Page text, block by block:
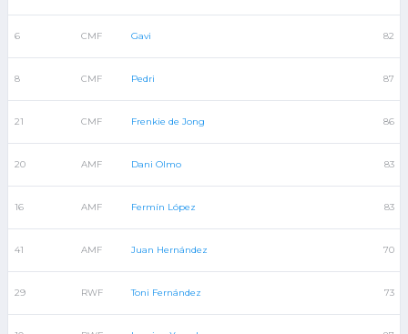
6 CMF Gavi 82
8 CMF Pedri 87
21 CMF Frenkie de Jong 86
20 AMF Dani Olmo 83
16 AMF Fermín López 83
41 AMF Juan Hernández 70
29 RWF Toni Fernández 73